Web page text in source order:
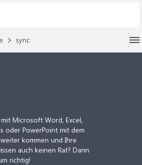
sync
Microsoft Word, Excel,
oder PowerPoint mit dem
kommen und Ihre
auch keinen Rat? Dann
richtig!